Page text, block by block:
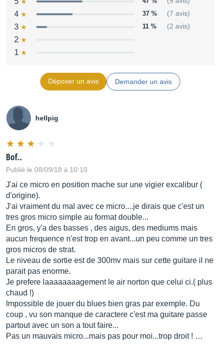
4 37 % (7 avis)
3 11 % (2 avis)
2
1
Déposer un avis Demander un avis
hellpig
Bof..
Publié le 08/09/18 à 10:10
J'ai ce micro en position mache sur une vigier excalibur (
d'origine).
J'ai vraiment du mal avec ce micro....je dirais que c'est un
tres gros micro simple au format double...
En gros, y'a des basses , des aigus, des mediums mais
aucun frequence n'est trop en avant...un peu comme un tres
gros micros de strat.
Le niveau de sortie est de 300mv mais sur cette guitare il ne
parait pas enorme.
Je prefere laaaaaaaagement le air norton que celui ci.( plus
chaud !)
Impossible de jouer du blues bien gras par exemple. Du
coup , vu son manque de caractere c'est ma guitare passe
partout avec un son a tout faire...
Pas un mauvais micro...mais pas pour moi...trop droit ! …